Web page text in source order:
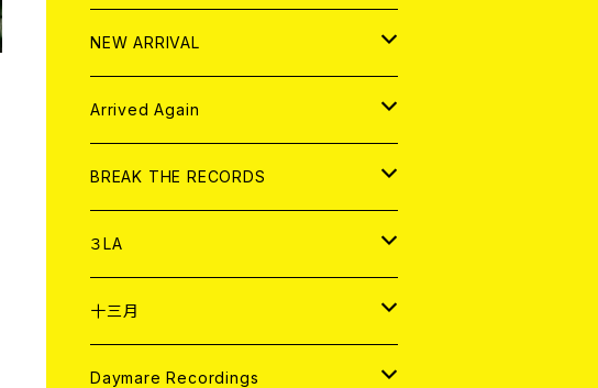
HOOD
EL ZINE
アナログ
アパレル
書籍
DIGITAL CONTENTS
NEW ARRIVAL
CD
アナログ
Arrived Again
CD
アナログ
BREAK THE RECORDS
CD
ANALOG
アパレル
３LA
CD
ANALOG
十三月
CD
Daymare Recordings